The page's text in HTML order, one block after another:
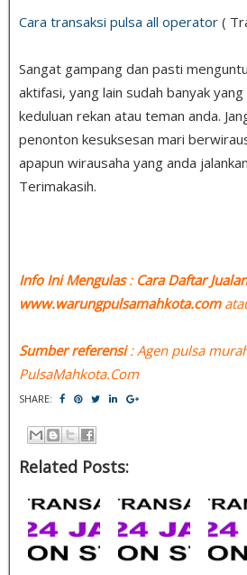
Cara transaksi pulsa all operator (
Sangat gampang dan pasti
aktifasi, yang lain sudah banyak
keduluan rekan atau teman anda.
penonton kesuksesan mari
apapun wirausaha yang anda
Terimakasih.
Info Ini Mengulas: Cara Daftar
www.warungpulsamahkota.com
Sumber referensi: Agen pulsa
PulsaMahkota.Com
SHARE:
Related Posts: